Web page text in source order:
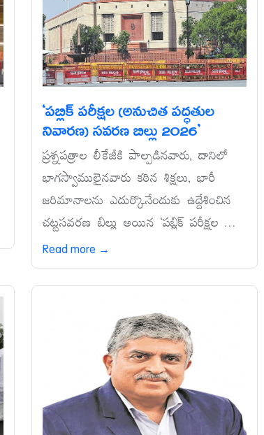
‘పబ్లిక్‌ పరీక్షల (అనుచిత పద్ధతుల
నివారణ) సవరణ బిల్లు 2026’
ప్రశ్నపత్రాల లీకేజీకి పాల్పడినవారు, దానిలో
భాగస్వాములైనవారు కఠిన శిక్షలు, భారీ
జరిమానాలను ఎదుర్కొనేందుకు ఉద్దేశించిన
చట్టసవరణ బిల్లు అయిన ‘పబ్లిక్‌ పరీక్షల ...
Read more →